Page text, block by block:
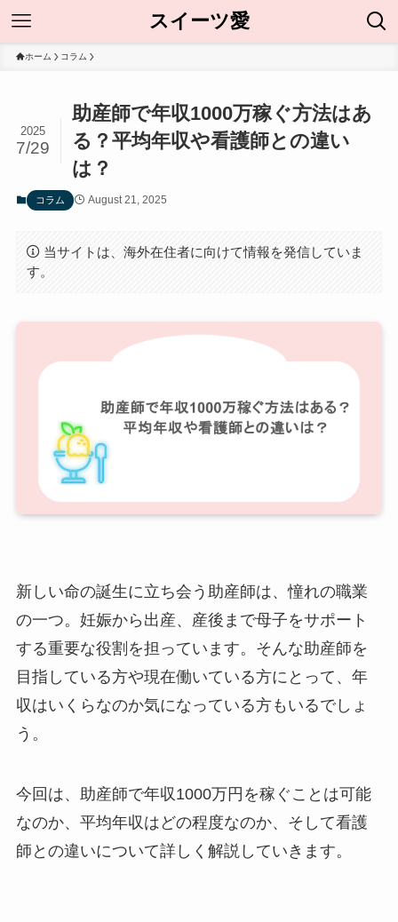
スイーツ愛
ホーム コラム
助産師で年収1000万稼ぐ方法はあ
る？平均年収や看護師との違い
は？
2025
7/29
コラム August 21, 2025
当サイトは、海外在住者に向けて情報を発信していま
す。
新しい命の誕生に立ち会う助産師は、憧れの職業
の一つ。妊娠から出産、産後まで母子をサポート
する重要な役割を担っています。そんな助産師を
目指している方や現在働いている方にとって、年
収はいくらなのか気になっている方もいるでしょ
う。
今回は、助産師で年収1000万円を稼ぐことは可能
なのか、平均年収はどの程度なのか、そして看護
師との違いについて詳しく解説していきます。